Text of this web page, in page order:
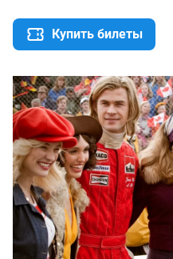
Купить билеты